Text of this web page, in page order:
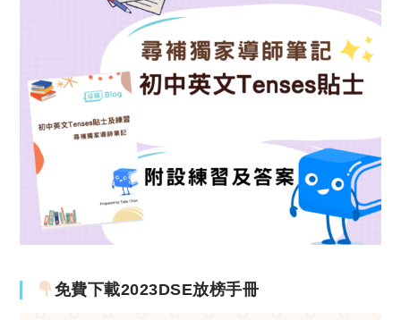
免費下載2023DSE放榜手冊